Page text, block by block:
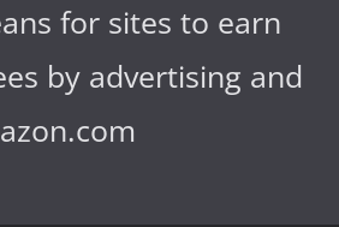
for sites to earn
by advertising and